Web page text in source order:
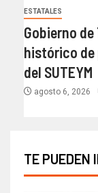
ESTATALES
Gobierno
histórico
del SUTEYM
agosto 6, 2026
TE PUEDEN